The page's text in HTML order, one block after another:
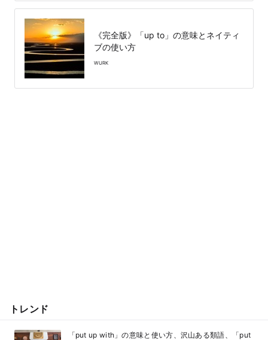
《完全版》「up to」の意味とネイティ
ブの使い方
WURK
トレンド
「put up with」の意味と使い方、沢山ある類語、「put